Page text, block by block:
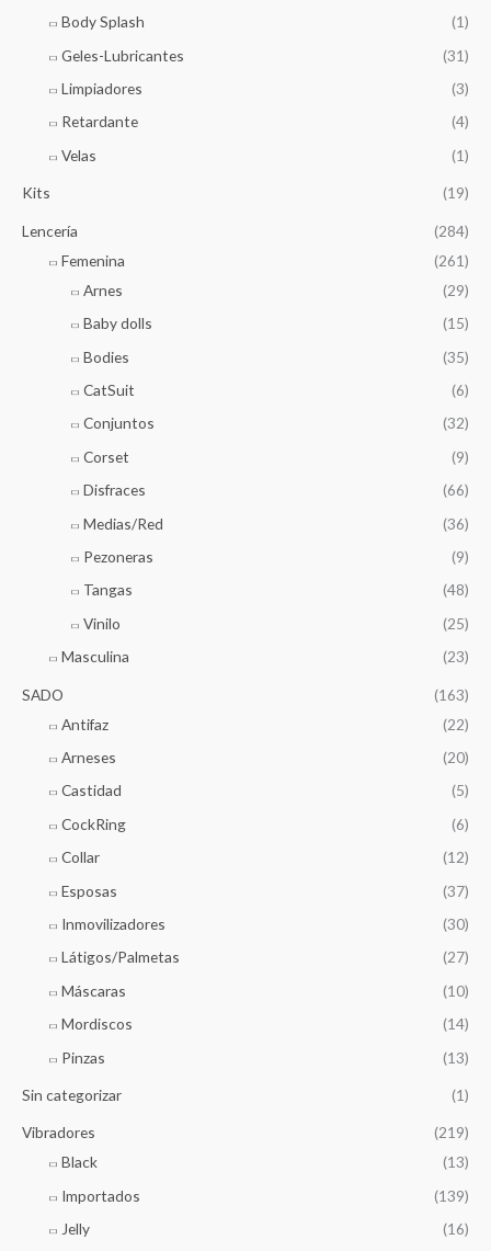
Body Splash
(1)
Geles-Lubricantes
(31)
Limpiadores
(3)
Retardante
(4)
Velas
(1)
Kits (19)
Lencería
(284)
Femenina
(261)
Arnes
(29)
Baby dolls
(15)
Bodies
(35)
CatSuit
(6)
Conjuntos
(32)
Corset
(9)
Disfraces
(66)
Medias/Red
(36)
Pezoneras
(9)
Tangas
(48)
Vinilo
(25)
Masculina
(23)
SADO
(163)
Antifaz
(22)
Arneses
(20)
Castidad
(5)
CockRing
(6)
Collar
(12)
Esposas
(37)
Inmovilizadores
(30)
Látigos/Palmetas
(27)
Máscaras
(10)
Mordiscos
(14)
Pinzas
(13)
Sin categorizar (1)
Vibradores
(219)
Black
(13)
Importados
(139)
Jelly
(16)